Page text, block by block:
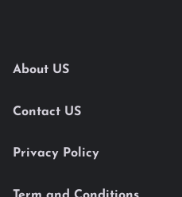
About US
Contact US
Privacy Policy